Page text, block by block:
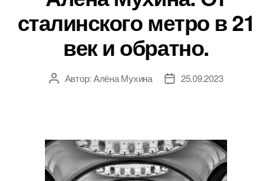
сталинского метро в 21
век и обратно.
АвторАвтор: Алёна Мухина
Дата25.09.2023